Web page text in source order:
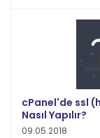
cPanel'de ssl
Nasıl Yapılır?
09.05.2018